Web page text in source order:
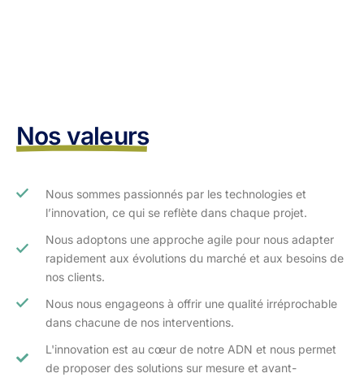
Nos valeurs
Nous sommes passionnés par les technologies et
l’innovation, ce qui se reflète dans chaque projet.
Nous adoptons une approche agile pour nous adapter
rapidement aux évolutions du marché et aux besoins de
nos clients.​
Nous nous engageons à offrir une qualité irréprochable
dans chacune de nos interventions.
L'innovation est au cœur de notre ADN et nous permet
de proposer des solutions sur mesure et avant-